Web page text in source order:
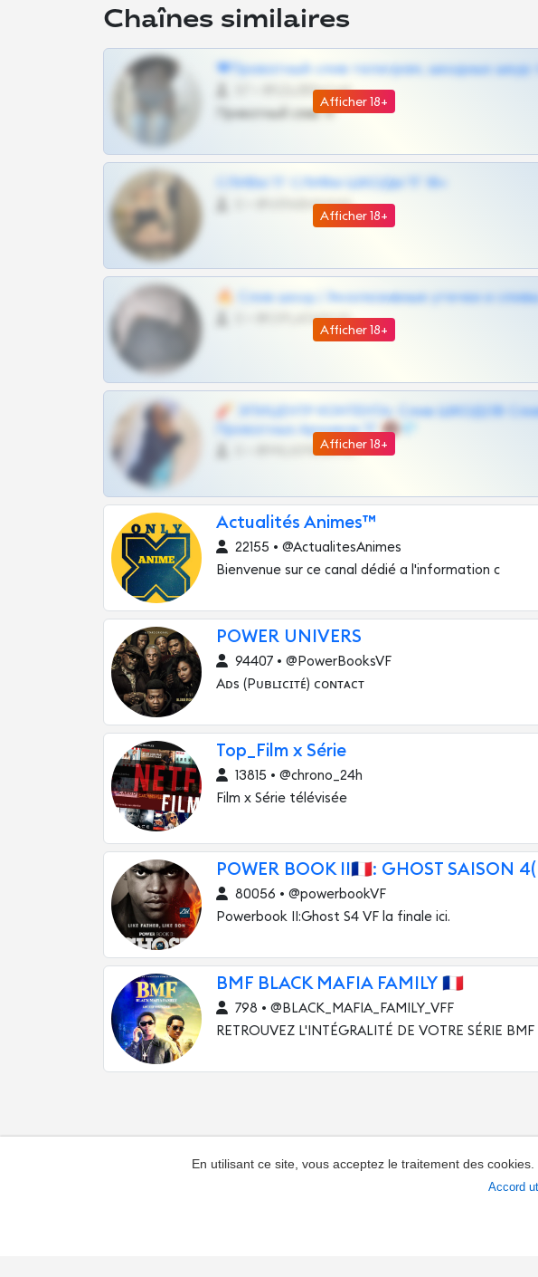
Chaînes similaires
Afficher 18+
❤Приватный слив телеграм, шкодных шкур
@SZu3ll3sCatt_bot
Приватный слив тг
Afficher 18+
СЛИВЫ ТГ СЛИВЫ ШКОДЫ ТГ 18+
@VIPARHIVS55BOT
Afficher 18+
🔥 Слив шкод | Эксклюзивные утечки и
@OPLATAPODPSK1BOT
Afficher 18+
🧨 ЭПИЦЕНТР КОНТЕНТА: Слив ШКОДОВ
Приватных Архивов ТГ 🔞💎
@MILKPRIVATES39BOT
Actualités Animes™️
22155 • @ActualitesAnimes
Bienvenue sur ce canal dédié a l'information c
POWER UNIVERS
94407 • @PowerBooksVF
Aᴅs (Pᴜʙʟɪᴄɪᴛᴇ́) ᴄᴏɴᴛᴀᴄᴛ
Top_Film x Série
13815 • @chrono_24h
Film x Série télévisée
POWER BOOK II🇫🇷: GHOST SAISON
80056 • @powerbookVF
Powerbook II:Ghost S4 VF la finale ici.
BMF BLACK MAFIA FAMILY 🇫🇷
798 • @BLACK_MAFIA_FAMILY_VFF
RETROUVEZ L'INTÉGRALITÉ DE VOTRE SÉRIE
En utilisant ce site, vous acceptez le traitement des
Accord